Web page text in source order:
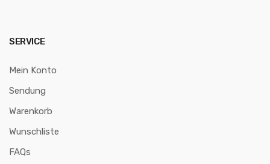
SERVICE
Mein Konto
Sendung
Warenkorb
Wunschliste
FAQs